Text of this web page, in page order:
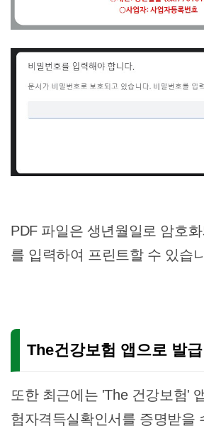
PDF 파일은 생년월일로 암호
를 입력하여 프린트할 수 있습
The건강보험 앱으로 발
또한 최근에는 'The 건강보험'
험자격득실확인서를 증명받을